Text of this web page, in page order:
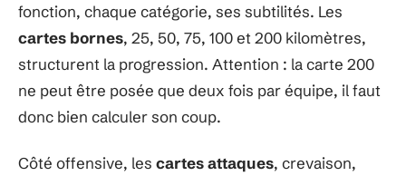
fonction, chaque catégorie, ses subtilités. Les
cartes bornes, 25, 50, 75, 100 et 200 kilomètres,
structurent la progression. Attention : la carte 200
ne peut être posée que deux fois par équipe, il faut
donc bien calculer son coup.
Côté offensive, les cartes attaques, crevaison,